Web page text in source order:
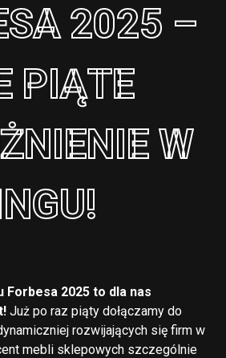
2025 –
PIĄTE
W
Forbesa 2025 to dla nas
Już po raz piąty dołączamy do
rozwijających się firm w
mebli sklepowych szczególnie